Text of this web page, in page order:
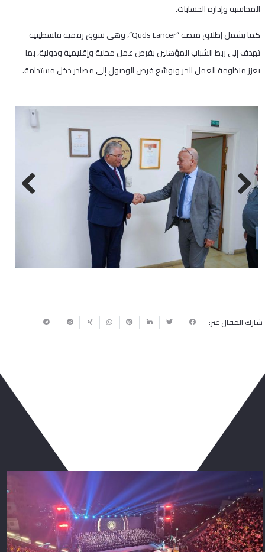
المحاسبة وإدارة الحسابات.
كما يشمل إطلاق منصة “Quds Lancer”، وهي سوق رقمية فلسطينية
تهدف إلى ربط الشباب المؤهلين بفرص عمل محلية وإقليمية ودولية، بما
يعزز منظومة العمل الحر ويوسّع فرص الوصول إلى مصادر دخل مستدامة.
Previous
شارك المقال عبر: